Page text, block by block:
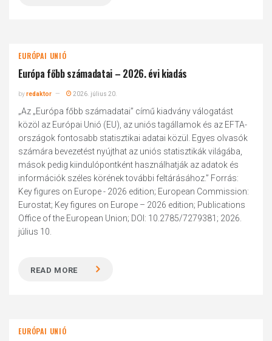
EURÓPAI UNIÓ
Európa főbb számadatai – 2026. évi kiadás
byredaktor 2026. július 20.
„Az „Európa főbb számadatai” című kiadvány válogatást
közöl az Európai Unió (EU), az uniós tagállamok és az EFTA-
országok fontosabb statisztikai adatai közül. Egyes olvasók
számára bevezetést nyújthat az uniós statisztikák világába,
mások pedig kiindulópontként használhatják az adatok és
információk széles körének további feltárásához.” Forrás:
Key figures on Europe - 2026 edition; European Commission:
Eurostat; Key figures on Europe – 2026 edition; Publications
Office of the European Union; DOI: 10.2785/7279381; 2026.
július 10.
READ MORE
EURÓPAI UNIÓ